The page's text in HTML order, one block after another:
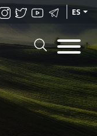
ES